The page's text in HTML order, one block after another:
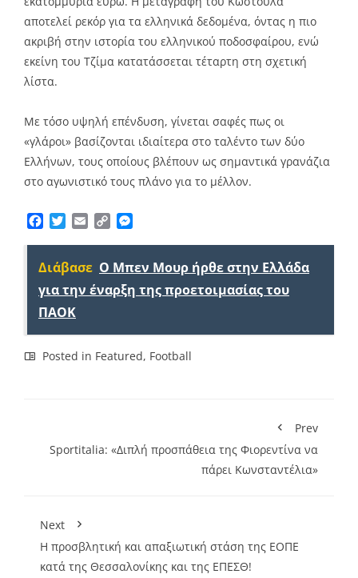
αποτελεί ρεκόρ για τα ελληνικά δεδομένα, όντας η πιο
ακριβή στην ιστορία του ελληνικού ποδοσφαίρου, ενώ
εκείνη του Τζίμα κατατάσσεται τέταρτη στη σχετική
λίστα.
Με τόσο υψηλή επένδυση, γίνεται σαφές πως οι
«γλάροι» βασίζονται ιδιαίτερα στο ταλέντο των δύο
Ελλήνων, τους οποίους βλέπουν ως σημαντικά γρανάζια
στο αγωνιστικό τους πλάνο για το μέλλον.
Facebook
TwitterEmailCopy
Διάβασε O Mπεν Μουρ ήρθε στην Ελλάδα
για την έναρξη της προετοιμασίας του
ΠΑΟΚ
Posted in Featured, Football
Prev
Sportitalia: «Διπλή προσπάθεια της Φιορεντίνα να
πάρει Κωνσταντέλια»
Next
Η προσβλητική και απαξιωτική στάση της ΕΟΠΕ
κατά της Θεσσαλονίκης και της ΕΠΕΣΘ!